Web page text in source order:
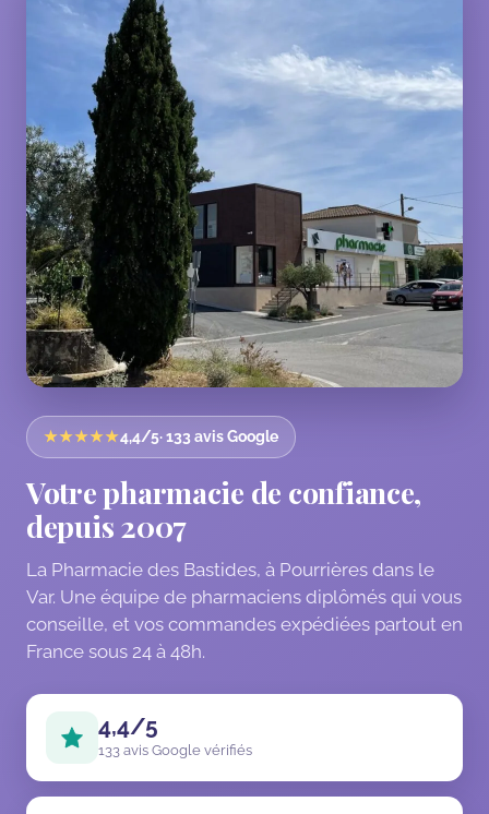
★★★★★4,4/5· 133 avis Google
Votre pharmacie de confiance,
depuis 2007
La Pharmacie des Bastides, à Pourrières dans le
Var. Une équipe de pharmaciens diplômés qui vous
conseille, et vos commandes expédiées partout en
France sous 24 à 48h.
4,4/5
133 avis Google vérifiés